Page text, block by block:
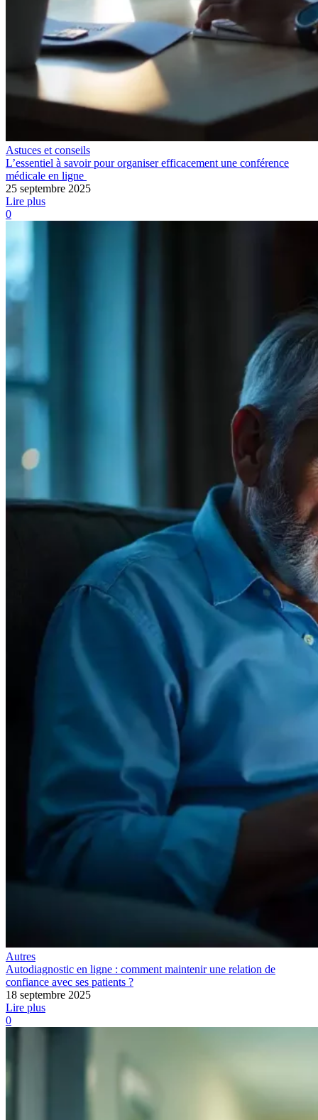
Astuces et conseils
L’essentiel à savoir pour organiser efficacement une conférence
médicale en ligne
25 septembre 2025
Lire plus
0
Autres
Autodiagnostic en ligne : comment maintenir une relation de
confiance avec ses patients ?
18 septembre 2025
Lire plus
0